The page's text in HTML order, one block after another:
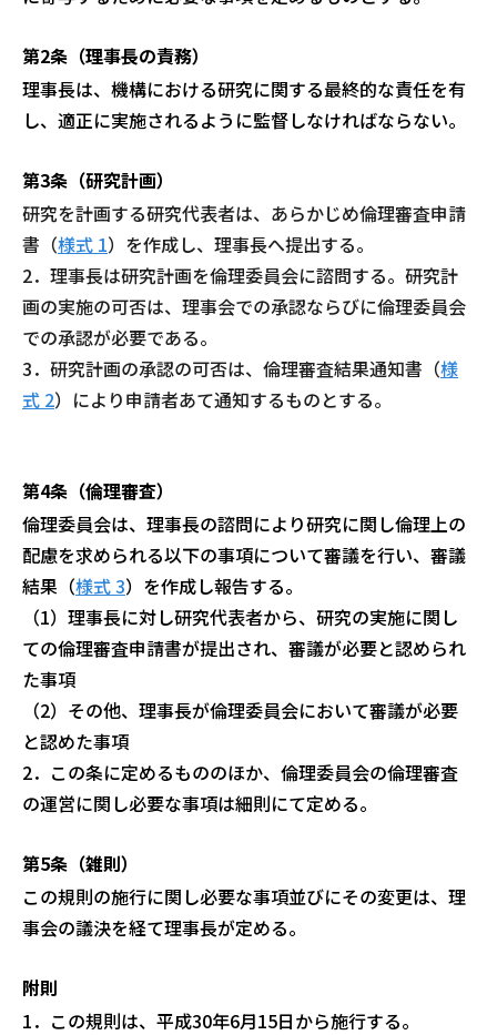
第2条（理事長の責務）
理事長は、機構における研究に関する最終的な責任を有
し、適正に実施されるように監督しなければならない。
第3条（研究計画）
研究を計画する研究代表者は、あらかじめ倫理審査申請
書（様式 1）を作成し、 理事長へ提出する。
2．理事長は研究計画を倫理委員会に諮問する。研究計
画の実施の可否は、理事会での承認ならびに倫理委員会
での承認が必要である。
3．研究計画の承認の可否は、倫理審査結果通知書（様
式 2）により申請者あて通知するものとする。
第4条（倫理審査）
倫理委員会は、理事長の諮問により研究に関し倫理上の
配慮を求められる以下の事項について審議を行い、審議
結果（様式 3）を作成し報告する。
（1）理事長に対し研究代表者から、研究の実施に関し
ての倫理審査申請書が提出され、審議が必要と認められ
た事項
（2）その他、理事長が倫理委員会において審議が必要
と認めた事項
2．この条に定めるもののほか、倫理委員会の倫理審査
の運営に関し必要な事項は細則にて定める。
第5条（雑則）
この規則の施行に関し必要な事項並びにその変更は、理
事会の議決を経て理事長が定める。
附則
1．この規則は、平成30年6月15日から施行する。